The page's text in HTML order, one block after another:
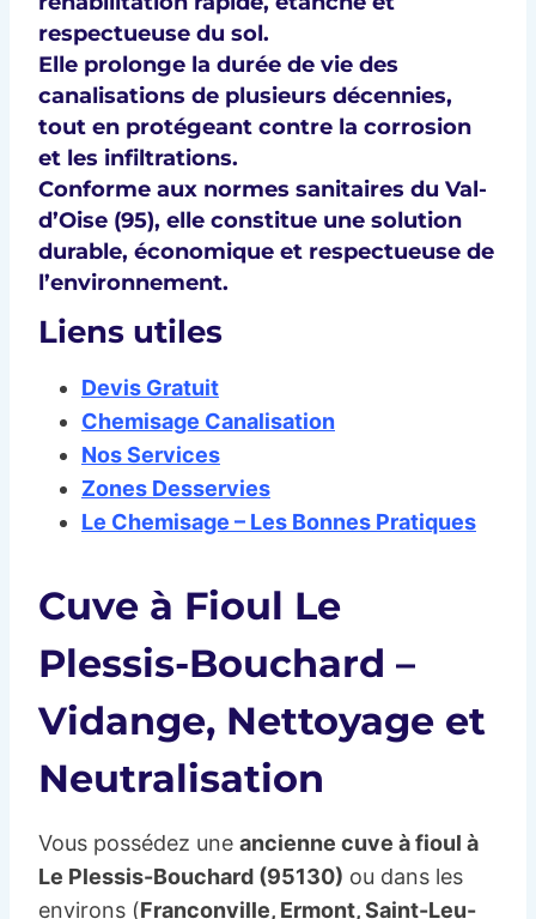
respectueuse du sol.
Elle prolonge la durée de vie des
canalisations de plusieurs décennies,
tout en protégeant contre la corrosion
et les infiltrations.
Conforme aux normes sanitaires du Val-
d’Oise (95), elle constitue une solution
durable, économique et respectueuse de
l’environnement.
Liens utiles
Devis Gratuit
Chemisage Canalisation
Nos Services
Zones Desservies
Le Chemisage – Les Bonnes Pratiques
Cuve à Fioul Le
Plessis-Bouchard –
Vidange, Nettoyage et
Neutralisation
Vous possédez une ancienne cuve à fioul à
Le Plessis-Bouchard (95130) ou dans les
environs (Franconville, Ermont, Saint-Leu-